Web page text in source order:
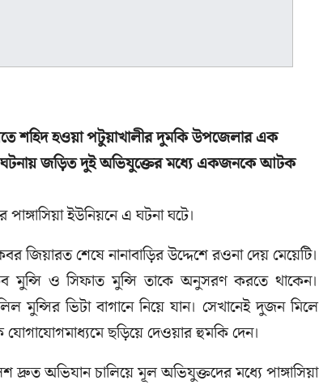
শহিদ হওয়া পটুয়াখালীর দুমকি উপজেলার এক
ঘটনায় জড়িত দুই অভিযুক্তের মধ্যে একজনকে আটক
ইউনিয়নে এ ঘটনা ঘটে।
জিয়ারত শেষে নানাবাড়ির উদ্দেশে রওনা দেয় মেয়েটি।
মুন্সি ও সিফাত মুন্সি তাকে অনুসরণ করতে থাকেন।
ভিটা বাগানে নিয়ে যান। সেখানেই দুজন মিলে
ছড়িয়ে দেওয়ার হুমকি দেন।
অভিযান চালিয়ে মূল অভিযুক্তদের মধ্যে পাঙ্গাসিয়া